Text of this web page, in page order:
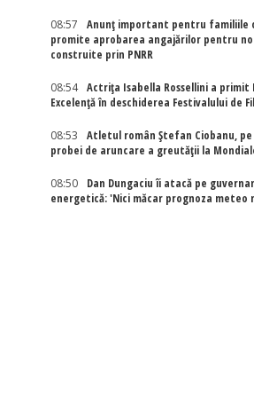
08:57
Anunț important pentru familiile
promite aprobarea angajărilor pentru
construite prin PNRR
08:54
Actriţa Isabella Rossellini a primit
Excelenţă în deschiderea Festivalului de
08:53
Atletul român Ștefan Ciobanu,
probei de aruncare a greutății la
08:50
Dan Dungaciu îi atacă pe
energetică: 'Nici măcar prognoza meteo